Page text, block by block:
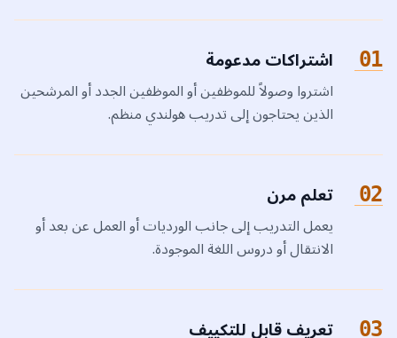
01 اشتراكات مدعومة
اشتروا وصولاً للموظفين أو الموظفين الجدد أو المرشحين
الذين يحتاجون إلى تدريب هولندي منظم.
02 تعلم مرن
يعمل التدريب إلى جانب الورديات أو العمل عن بعد أو
الانتقال أو دروس اللغة الموجودة.
03 تعريف قابل للتكييف